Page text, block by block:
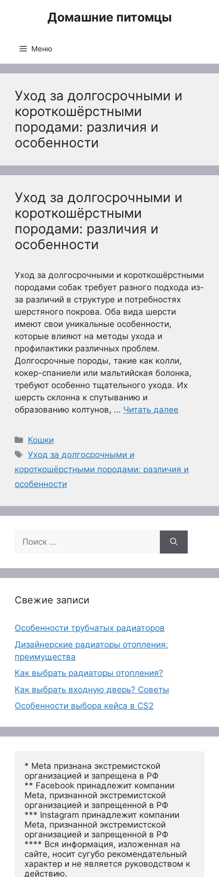
Домашние питомцы
Меню
Уход за долгосрочными и
короткошёрстными
породами: различия и
особенности
Уход за долгосрочными и
короткошёрстными
породами: различия и
особенности
Уход за долгосрочными и короткошёрстными
породами собак требует разного подхода из-
за различий в структуре и потребностях
шерстяного покрова. Оба вида шерсти
имеют свои уникальные особенности,
которые влияют на методы ухода и
профилактики различных проблем.
Долгосрочные породы, такие как колли,
кокер-спаниели или мальтийская болонка,
требуют особенно тщательного ухода. Их
шерсть склонна к спутыванию и
образованию колтунов, … Читать далее
Рубрики
Кошки
Метки
Уход за долгосрочными и
короткошёрстными породами: различия и
особенности
Поиск:
Свежие записи
Особенности трубчатых радиаторов
Дизайнерские радиаторы отопления:
преимущества
Как выбрать радиаторы отопления?
Как выбрать входную дверь? Советы
Особенности выбора кейса в CS2
* Meta признана экстремистской
организацией и запрещена в РФ
** Facebook принадлежит компании
Meta, признанной экстремистской
организацией и запрещенной в РФ
*** Instagram принадлежит компании
Meta, признанной экстремистской
организацией и запрещенной в РФ
**** Вся информация, изложенная на
сайте, носит сугубо рекомендательный
характер и не является руководством к
действию.